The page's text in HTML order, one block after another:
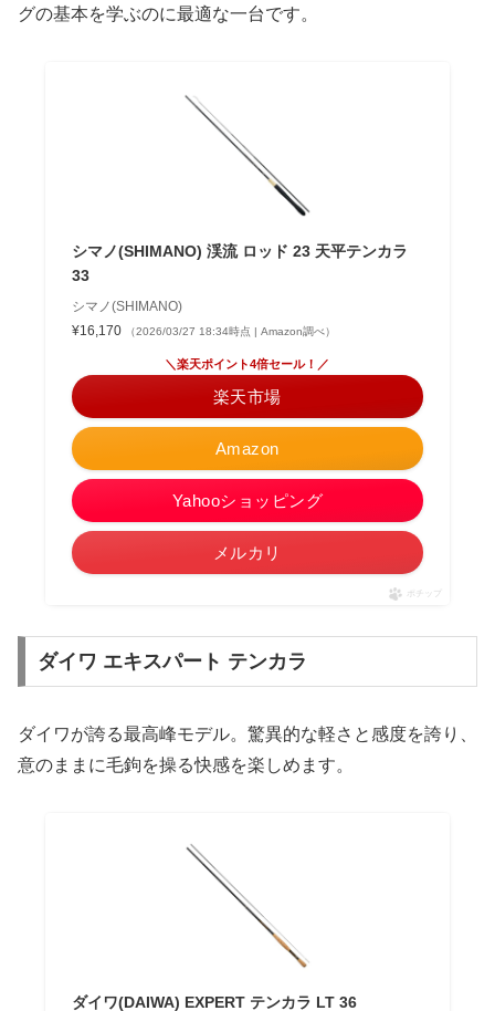
グの基本を学ぶのに最適な一台です。
シマノ(SHIMANO) 渓流 ロッド 23 天平テンカラ
33
シマノ(SHIMANO)
¥16,170
（2026/03/27 18:34時点 | Amazon調べ）
Amazon
＼楽天ポイント4倍セール！／
楽天市場
Yahooショッピング
メルカリ
ポチップ
ダイワ エキスパート テンカラ
ダイワが誇る最高峰モデル。驚異的な軽さと感度を誇り、
意のままに毛鉤を操る快感を楽しめます。
ダイワ(DAIWA) EXPERT テンカラ LT 36